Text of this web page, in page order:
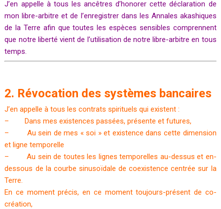
J’en appelle à tous les ancêtres d’honorer cette déclaration de
mon libre-arbitre et de l’enregistrer dans les Annales akashiques
de la Terre afin que toutes les espèces sensibles comprennent
que notre liberté vient de l’utilisation de notre libre-arbitre en tous
temps.
2. Révocation des systèmes bancaires
J’en appelle à tous les contrats spirituels qui existent :
– Dans mes existences passées, présente et futures,
– Au sein de mes « soi » et existence dans cette dimension
et ligne temporelle
– Au sein de toutes les lignes temporelles au-dessus et en-
dessous de la courbe sinusoïdale de coexistence centrée sur la
Terre.
En ce moment précis, en ce moment toujours-présent de co-
création,